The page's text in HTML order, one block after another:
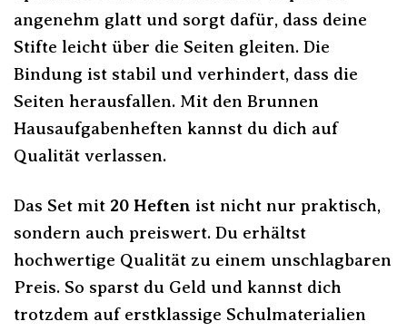
angenehm glatt und sorgt dafür, dass deine
Stifte leicht über die Seiten gleiten. Die
Bindung ist stabil und verhindert, dass die
Seiten herausfallen. Mit den Brunnen
Hausaufgabenheften kannst du dich auf
Qualität verlassen.
Das Set mit 20 Heften ist nicht nur praktisch,
sondern auch preiswert. Du erhältst
hochwertige Qualität zu einem unschlagbaren
Preis. So sparst du Geld und kannst dich
trotzdem auf erstklassige Schulmaterialien